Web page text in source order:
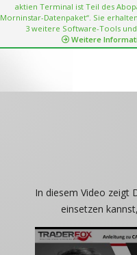
aktien Terminal ist Teil des
Morninstar-Datenpaket“. Sie
3 weitere Software-Tools und
Weitere
In diesem Video zeigt
einsetzen